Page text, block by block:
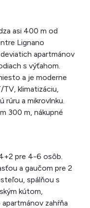
asi 400 m od
Lignano
apartmánov
s výťahom.
a je moderne
TV, klimatizáciu,
rúru a mikrovlnku.
300 m, nákupné
pre 4-6 osôb.
a gaučom pre 2
spálňou s
kútom,
zahŕňa